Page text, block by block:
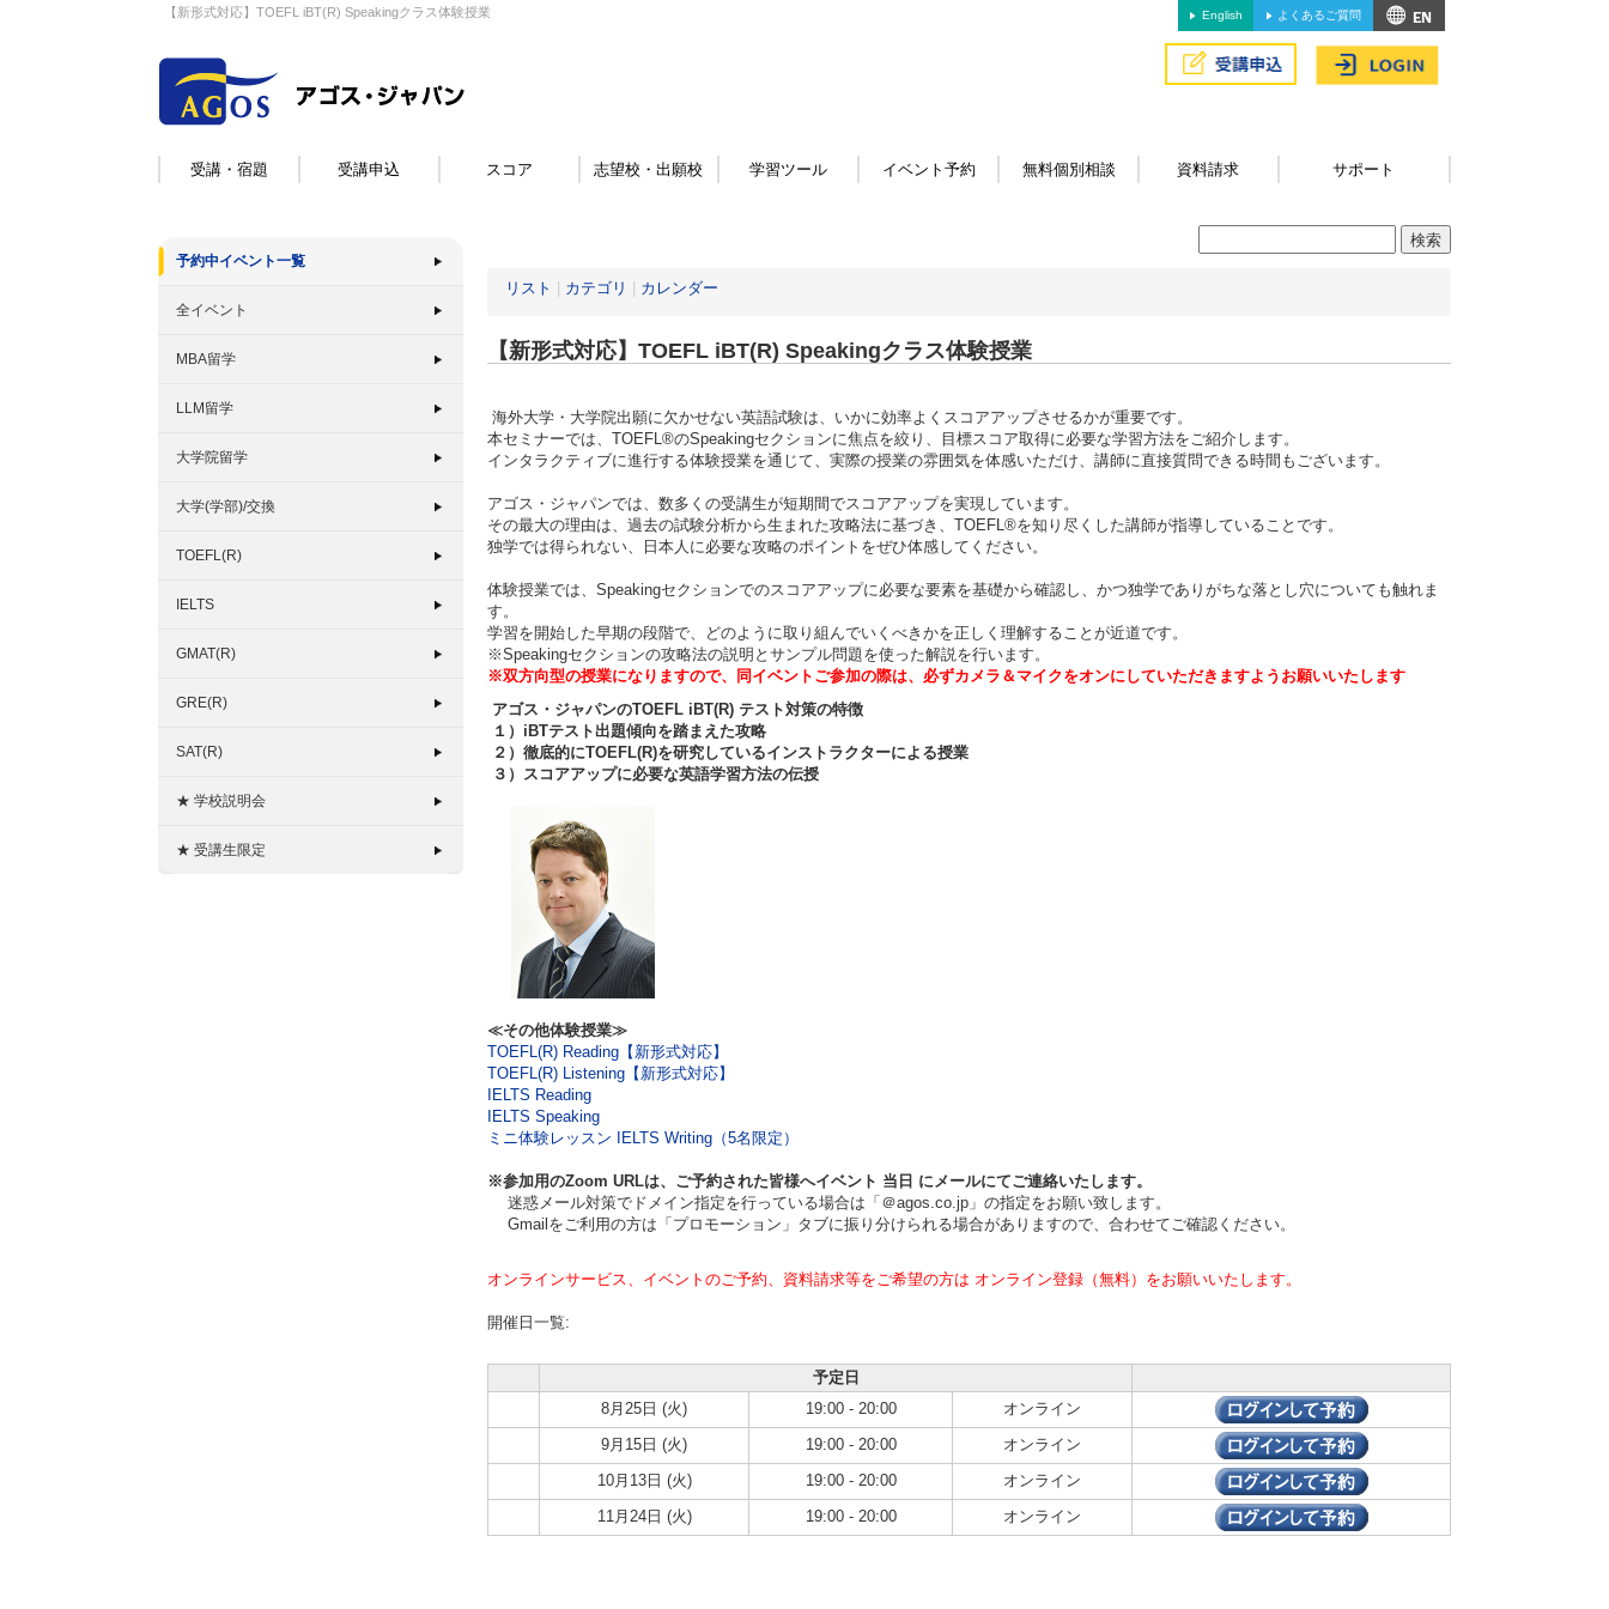
【新形式対応】TOEFL iBT(R) Speakingクラス体験授業 English よくあるご質問
受講・宿題 受講申込 スコア 志望校・出願校 学習ツール イベント予約 無料個別相談 資料請求 サポート
予約中イベント一覧
全イベント
MBA留学
LLM留学
大学院留学
大学(学部)/交換
TOEFL(R)
IELTS
GMAT(R)
GRE(R)
SAT(R)
★ 学校説明会
★ 受講生限定
リスト カテゴリ カレンダー
【新形式対応】TOEFL iBT(R) Speakingクラス体験授業
海外大学・大学院出願に欠かせない英語試験は、いかに効率よくスコアアップさせるかが重要です。
本セミナーでは、TOEFL®のSpeakingセクションに焦点を絞り、目標スコア取得に必要な学習方法をご紹介します。
インタラクティブに進行する体験授業を通じて、実際の授業の雰囲気を体感いただけ、講師に直接質問できる時間もございます。
アゴス・ジャパンでは、数多くの受講生が短期間でスコアアップを実現しています。
その最大の理由は、過去の試験分析から生まれた攻略法に基づき、TOEFL®を知り尽くした講師が指導していることです。
独学では得られない、日本人に必要な攻略のポイントをぜひ体感してください。
体験授業では、Speakingセクションでのスコアアップに必要な要素を基礎から確認し、かつ独学でありがちな落とし穴についても触れま
す。
学習を開始した早期の段階で、どのように取り組んでいくべきかを正しく理解することが近道です。
※Speakingセクションの攻略法の説明とサンプル問題を使った解説を行います。
※双方向型の授業になりますので、同イベントご参加の際は、必ずカメラ＆マイクをオンにしていただきますようお願いいたします
アゴス・ジャパンのTOEFL iBT(R) テスト対策の特徴
１）iBTテスト出題傾向を踏まえた攻略
２）徹底的にTOEFL(R)を研究しているインストラクターによる授業
３）スコアアップに必要な英語学習方法の伝授
≪その他体験授業≫
TOEFL(R) Reading【新形式対応】
TOEFL(R) Listening【新形式対応】
IELTS Reading
IELTS Speaking
ミニ体験レッスン IELTS Writing（5名限定）
※参加用のZoom URLは、ご予約された皆様へイベント 当日 にメールにてご連絡いたします。
迷惑メール対策でドメイン指定を行っている場合は「＠agos.co.jp」の指定をお願い致します。
Gmailをご利用の方は「プロモーション」タブに振り分けられる場合がありますので、合わせてご確認ください。
オンラインサービス、イベントのご予約、資料請求等をご希望の方は オンライン登録（無料）をお願いいたします。
開催日一覧:
予定日
8月25日 (火)
19:00 - 20:00
オンライン
9月15日 (火)
19:00 - 20:00
オンライン
10月13日 (火)
19:00 - 20:00
オンライン
11月24日 (火)
19:00 - 20:00 オンライン